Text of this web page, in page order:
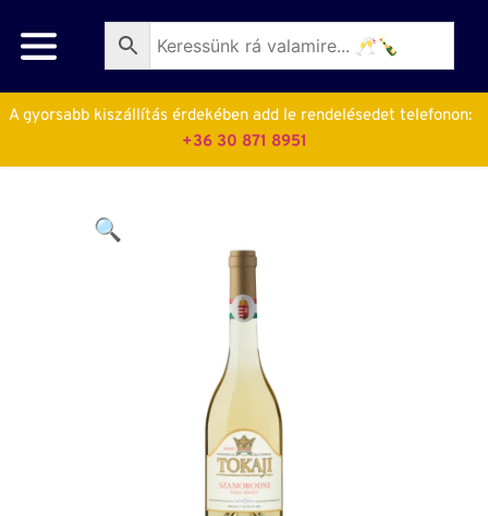
+36 30 871 8951
🔍